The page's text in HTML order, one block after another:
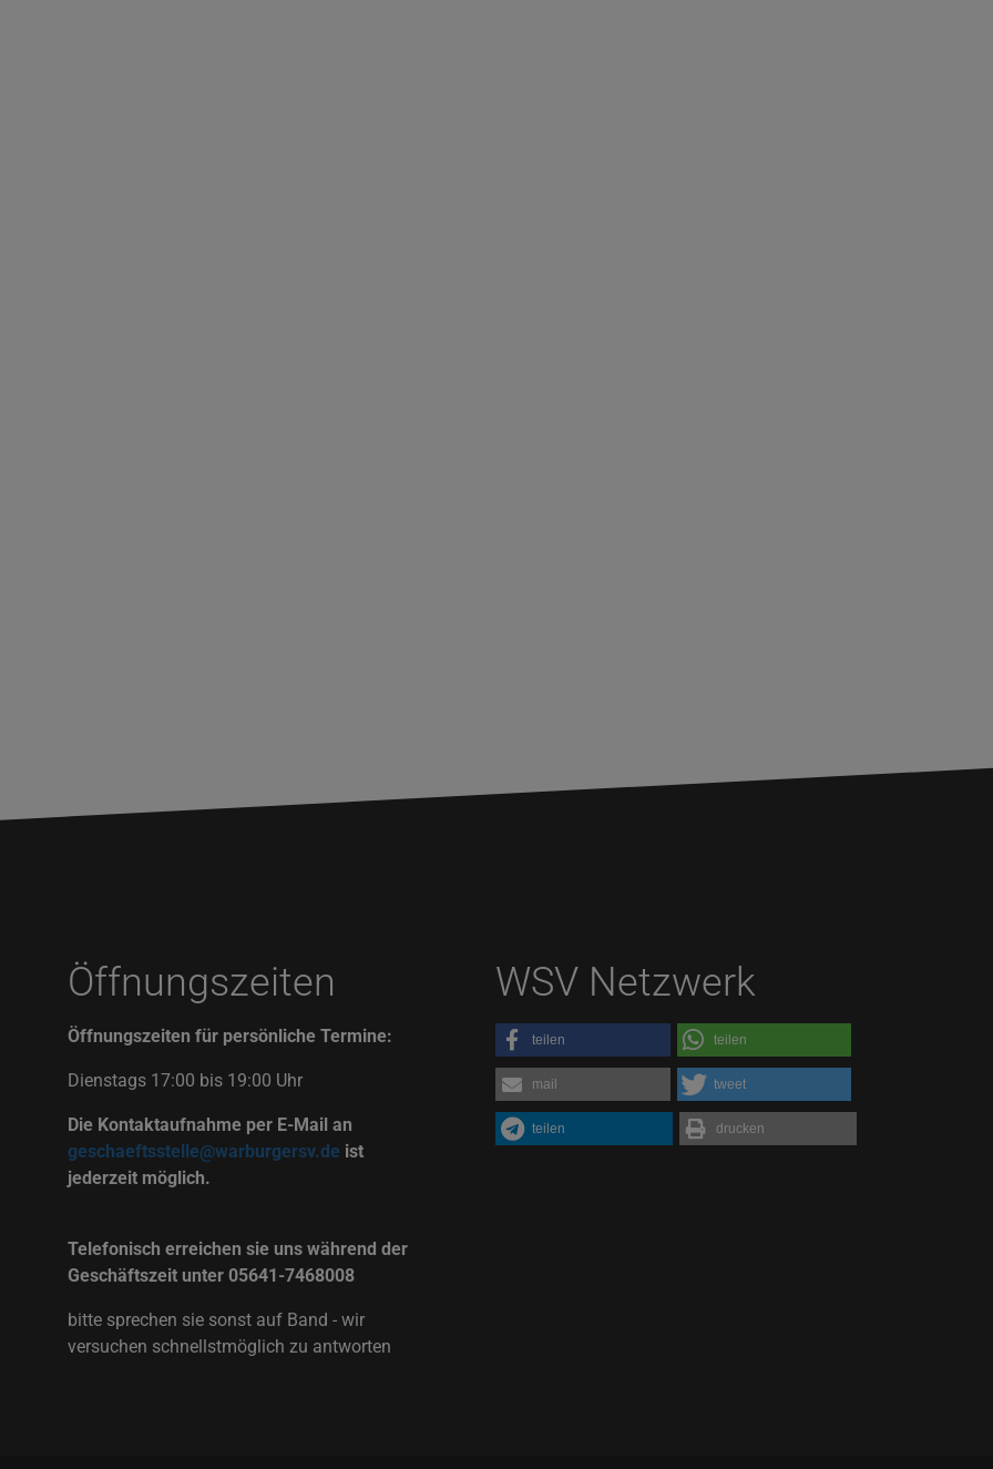
Öffnungszeiten
Öffnungszeiten für persönliche Termine:
Dienstags 17:00 bis 19:00 Uhr
Die Kontaktaufnahme per E-Mail an
geschaeftsstelle@warburgersv.de ist
jederzeit möglich.
Telefonisch erreichen sie uns während der
Geschäftszeit unter 05641-7468008
bitte sprechen sie sonst auf Band - wir
versuchen schnellstmöglich zu antworten
WSV Netzwerk
teilen teilen
mail tweet
teilen drucken